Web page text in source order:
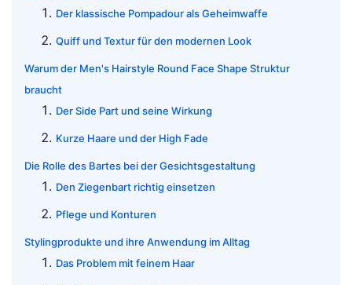
Der klassische Pompadour als Geheimwaffe
Quiff und Textur für den modernen Look
Warum der Men's Hairstyle Round Face Shape Struktur
braucht
Der Side Part und seine Wirkung
Kurze Haare und der High Fade
Die Rolle des Bartes bei der Gesichtsgestaltung
Den Ziegenbart richtig einsetzen
Pflege und Konturen
Stylingprodukte und ihre Anwendung im Alltag
Das Problem mit feinem Haar